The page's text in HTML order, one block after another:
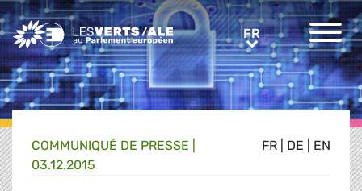
Greens/EFA Home FRFR
FR DE EN
COMMUNIQUÉ DE PRESSE
03.12.2015